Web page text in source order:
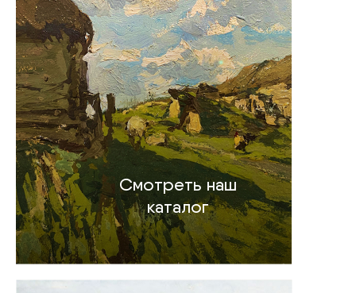
Смотреть наш
каталог